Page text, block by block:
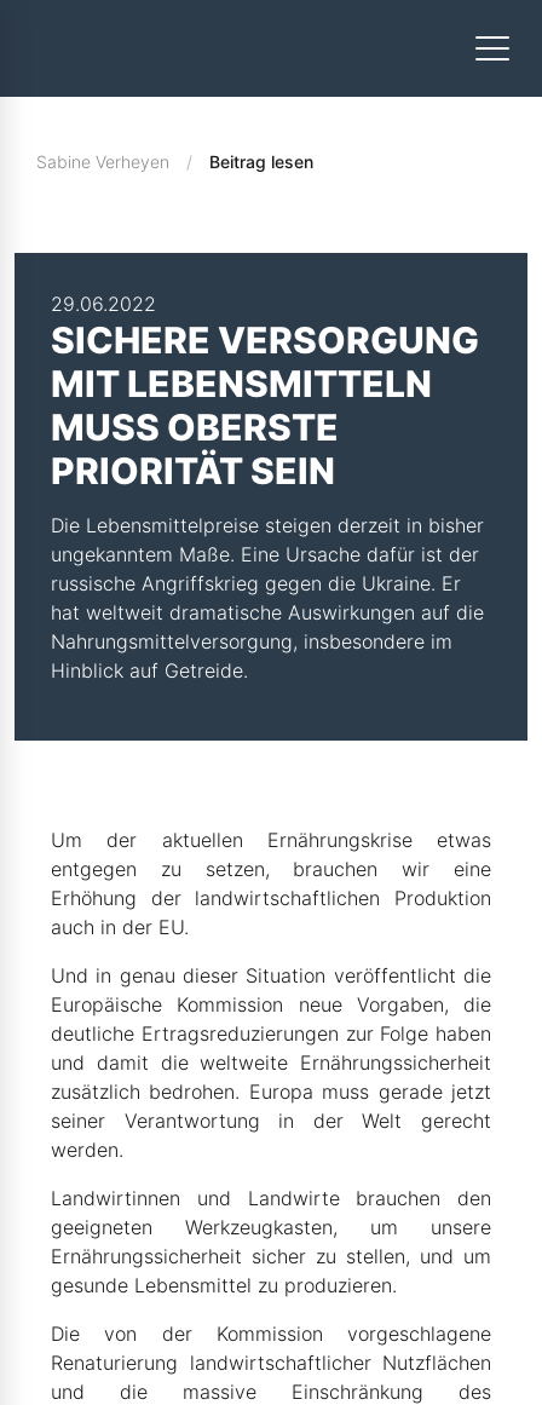
Sabine Verheyen Beitrag lesen
29.06.2022
SICHERE VERSORGUNG
MIT LEBENSMITTELN
MUSS OBERSTE
PRIORITÄT SEIN
Die Lebensmittelpreise steigen derzeit in bisher
ungekanntem Maße. Eine Ursache dafür ist der
russische Angriffskrieg gegen die Ukraine. Er
hat weltweit dramatische Auswirkungen auf die
Nahrungsmittelversorgung, insbesondere im
Hinblick auf Getreide.
Um der aktuellen Ernährungskrise etwas
entgegen zu setzen, brauchen wir eine
Erhöhung der landwirtschaftlichen Produktion
auch in der EU.
Und in genau dieser Situation veröffentlicht die
Europäische Kommission neue Vorgaben, die
deutliche Ertragsreduzierungen zur Folge haben
und damit die weltweite Ernährungssicherheit
zusätzlich bedrohen. Europa muss gerade jetzt
seiner Verantwortung in der Welt gerecht
werden.
Landwirtinnen und Landwirte brauchen den
geeigneten Werkzeugkasten, um unsere
Ernährungssicherheit sicher zu stellen, und um
gesunde Lebensmittel zu produzieren.
Die von der Kommission vorgeschlagene
Renaturierung landwirtschaftlicher Nutzflächen
und die massive Einschränkung des